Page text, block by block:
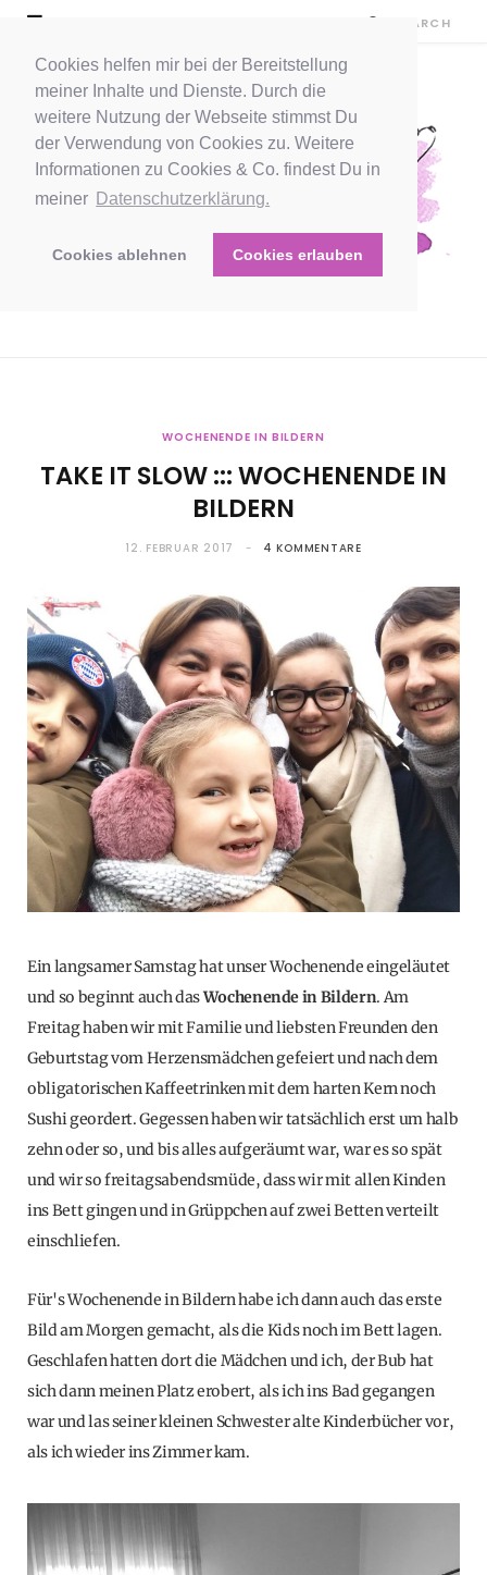
Cookies helfen mir bei der Bereitstellung
meiner Inhalte und Dienste. Durch die
weitere Nutzung der Webseite stimmst Du
der Verwendung von Cookies zu. Weitere
Informationen zu Cookies & Co. findest Du in
meiner Datenschutzerklärung.
Cookies ablehnen Cookies erlauben
WOCHENENDE IN BILDERN
TAKE IT SLOW ::: WOCHENENDE IN
BILDERN
12. FEBRUAR 2017 4 KOMMENTARE
Ein langsamer Samstag hat unser Wochenende eingeläutet
und so beginnt auch dasWochenende in Bildern. Am
Freitag haben wir mit Familie und liebsten Freunden den
Geburtstag vom Herzensmädchen gefeiert und nach dem
obligatorischen Kaffeetrinken mit dem harten Kern noch
Sushi geordert. Gegessen haben wir tatsächlich erst um halb
zehn oder so, und bis alles aufgeräumt war, war es so spät
und wir so freitagsabendsmüde, dass wir mit allen Kinden
ins Bett gingen und in Grüppchen auf zwei Betten verteilt
einschliefen.
Für's Wochenende in Bildern habe ich dann auch das erste
Bild am Morgen gemacht, als die Kids noch im Bett lagen.
Geschlafen hatten dort die Mädchen und ich, der Bub hat
sich dann meinen Platz erobert, als ich ins Bad gegangen
war und las seiner kleinen Schwester alte Kinderbücher vor,
als ich wieder ins Zimmer kam.